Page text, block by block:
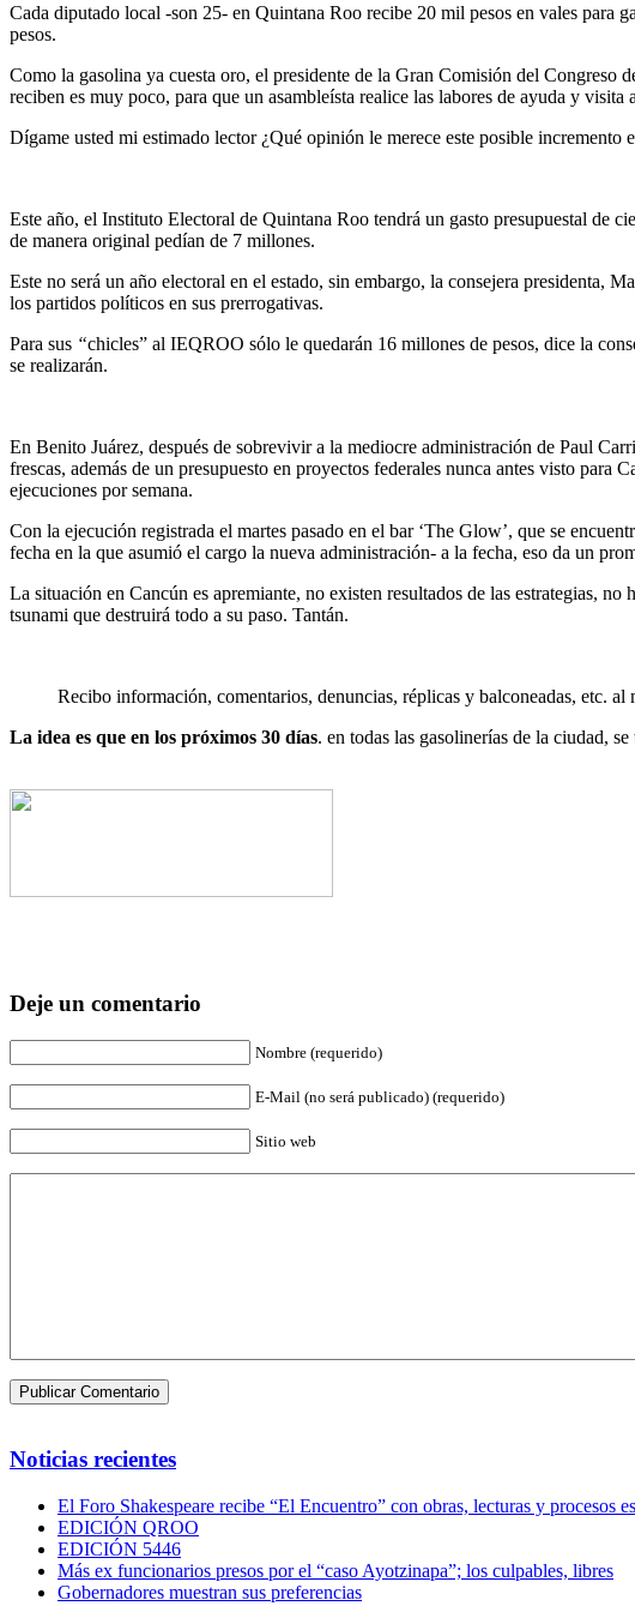
Cada diputado local -son 25- en Quintana Roo recibe 20 mil pesos en vales para
pesos.
Como la gasolina ya cuesta oro, el presidente de la Gran Comisión del Congreso
reciben es muy poco, para que un asambleísta realice las labores de ayuda y
Dígame usted mi estimado lector ¿Qué opinión le merece este posible incremento
Este año, el Instituto Electoral de Quintana Roo tendrá un gasto presupuestal de
de manera original pedían de 7 millones.
Este no será un año electoral en el estado, sin embargo, la consejera presidenta,
los partidos políticos en sus prerrogativas.
Para sus “chicles” al IEQROO sólo le quedarán 16 millones de pesos, dice la
se realizarán.
En Benito Juárez, después de sobrevivir a la mediocre administración de Paul
frescas, además de un presupuesto en proyectos federales nunca antes visto
ejecuciones por semana.
Con la ejecución registrada el martes pasado en el bar ‘The Glow’, que se
fecha en la que asumió el cargo la nueva administración- a la fecha, eso da un
La situación en Cancún es apremiante, no existen resultados de las estrategias,
tsunami que destruirá todo a su paso. Tantán.
Recibo información, comentarios, denuncias, réplicas y balconeadas, etc. al
La idea es que en los próximos 30 días. en todas las gasolinerías de la ciudad,
Deje un comentario
Nombre (requerido)
E-Mail (no será publicado) (requerido)
Sitio web
Noticias recientes
El Foro Shakespeare recibe “El Encuentro” con obras, lecturas y procesos
EDICIÓN QROO
EDICIÓN 5446
Más ex funcionarios presos por el “caso Ayotzinapa”; los culpables, libres
Gobernadores muestran sus preferencias